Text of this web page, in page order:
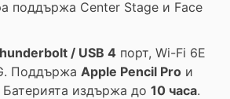
поддържа Center Stage и Face
/ USB 4 порт, Wi-Fi 6E
Поддържа Apple Pencil Pro и
Батерията издържа до 10 часа.